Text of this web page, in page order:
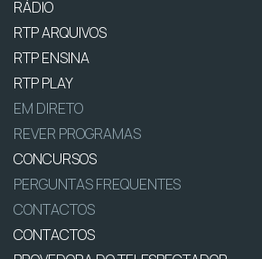
RÁDIO
RTP ARQUIVOS
RTP ENSINA
RTP PLAY
EM DIRETO
REVER PROGRAMAS
CONCURSOS
PERGUNTAS FREQUENTES
CONTACTOS
CONTACTOS